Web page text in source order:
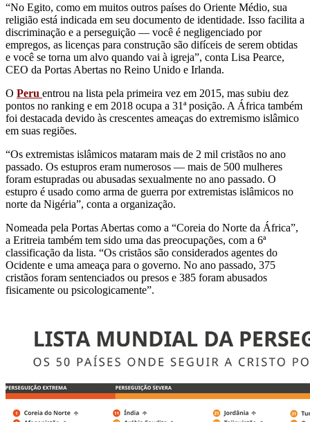
“No Egito, como em muitos outros países do Oriente Médio, sua
religião está indicada em seu documento de identidade. Isso facilita a
discriminação e a perseguição — você é negligenciado por
empregos, as licenças para construção são difíceis de serem obtidas
e você se torna um alvo quando vai à igreja”, conta Lisa Pearce,
CEO da Portas Abertas no Reino Unido e Irlanda.
O Peru entrou na lista pela primeira vez em 2015, mas subiu dez
pontos no ranking e em 2018 ocupa a 31ª posição. A África também
foi destacada devido às crescentes ameaças do extremismo islâmico
em suas regiões.
“Os extremistas islâmicos mataram mais de 2 mil cristãos no ano
passado. Os estupros eram numerosos — mais de 500 mulheres
foram estupradas ou abusadas sexualmente no ano passado. O
estupro é usado como arma de guerra por extremistas islâmicos no
norte da Nigéria”, conta a organização.
Nomeada pela Portas Abertas como a “Coreia do Norte da África”,
a Eritreia também tem sido uma das preocupações, com a 6ª
classificação da lista. “Os cristãos são considerados agentes do
Ocidente e uma ameaça para o governo. No ano passado, 375
cristãos foram sentenciados ou presos e 385 foram abusados ​​
fisicamente ou psicologicamente”.